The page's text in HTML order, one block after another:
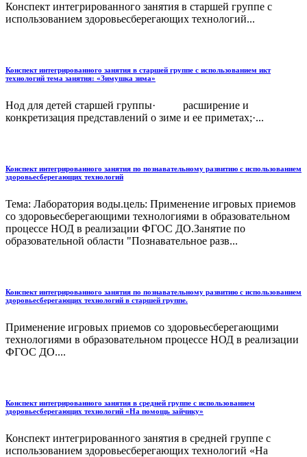
Конспект интегрированного занятия в старшей группе с
использованием здоровьесберегающих технологий...
Конспект интегрированного занятия в старшей группе с использованием икт
технологий тема занятия: «Зимушка зима»
Нод для детей старшей группы· расширение и
конкретизация представлений о зиме и ее приметах;·...
Конспект интегрированного занятия по познавательному развитию с использованием
здоровьесберегающих технологий
Тема: Лаборатория воды.цель: Применение игровых приемов
со здоровьесберегающими технологиями в образовательном
процессе НОД в реализации ФГОС ДО.Занятие по
образовательной области "Познавательное разв...
Конспект интегрированного занятия по познавательному развитию с использованием
здоровьесберегающих технологий в старшей группе.
Применение игровых приемов со здоровьесберегающими
технологиями в образовательном процессе НОД в реализации
ФГОС ДО....
Конспект интегрированного занятия в средней группе с использованием
здоровьесберегающих технологий «На помощь зайчику»
Конспект интегрированного занятия в средней группе с
использованием здоровьесберегающих технологий «На